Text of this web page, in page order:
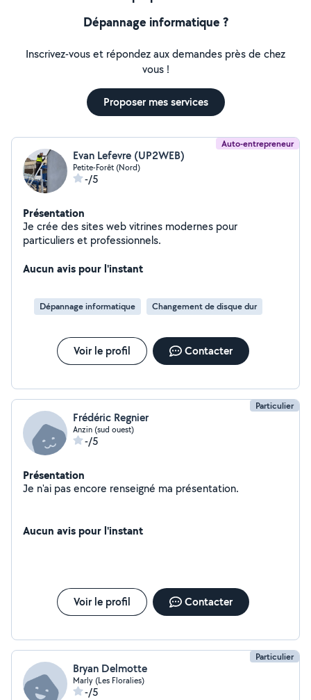
Dépannage informatique ?
Inscrivez-vous et répondez aux demandes près de chez
vous !
Proposer mes services
Auto-entrepreneur
Evan Lefevre (UP2WEB)
Petite-Forêt (Nord)
-/5
Présentation
Je crée des sites web vitrines modernes pour
particuliers et professionnels.
Aucun avis pour l'instant
Dépannage informatique Changement de disque dur
Voir le profil Contacter
Particulier
Frédéric Regnier
Anzin (sud ouest)
-/5
Présentation
Je n'ai pas encore renseigné ma présentation.
Aucun avis pour l'instant
Voir le profil Contacter
Particulier
Bryan Delmotte
Marly (Les Floralies)
-/5